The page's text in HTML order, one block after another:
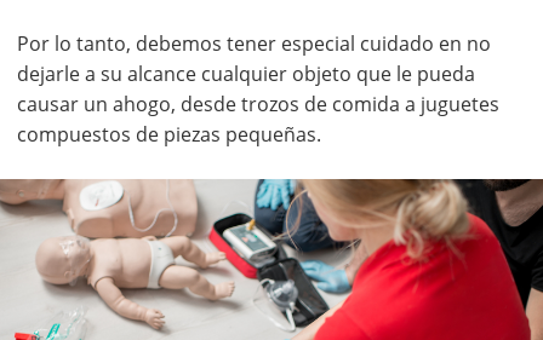
Por lo tanto, debemos tener especial cuidado en no
dejarle a su alcance cualquier objeto que le pueda
causar un ahogo, desde trozos de comida a juguetes
compuestos de piezas pequeñas.